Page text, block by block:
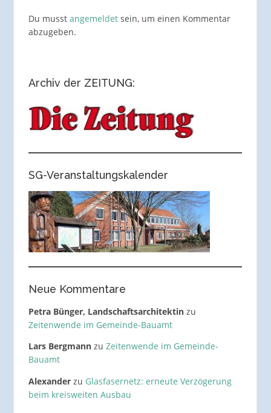
Du musst angemeldetsein, um einen Kommentar
abzugeben.
Archiv der ZEITUNG:
SG-Veranstaltungskalender
Neue Kommentare
Petra Bünger, Landschaftsarchitektinzu
Zeitenwende im Gemeinde-Bauamt
Lars Bergmannzu Zeitenwende im Gemeinde-
Bauamt
Alexanderzu Glasfasernetz: erneute Verzögerung
beim kreisweiten Ausbau